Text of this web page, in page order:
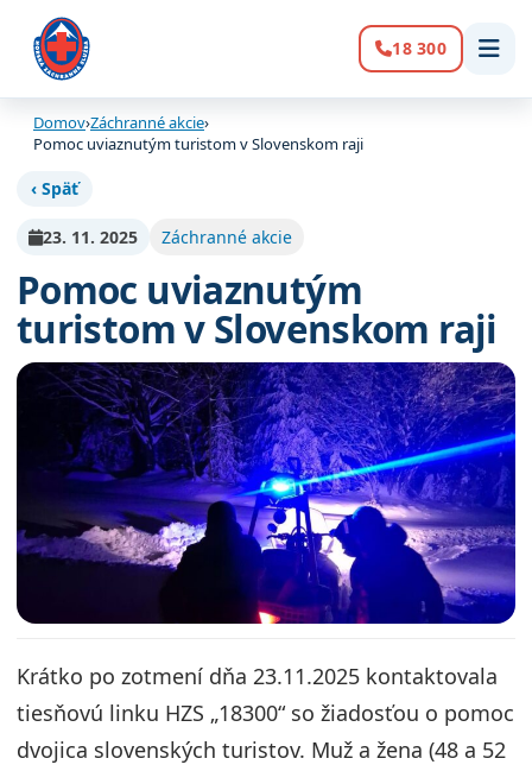
Volanie:
18 300
Domov›Záchranné akcie›
Pomoc uviaznutým turistom v Slovenskom raji
‹ Späť
23. 11. 2025 Záchranné akcie
Pomoc uviaznutým
turistom v Slovenskom raji
Krátko po zotmení dňa 23.11.2025 kontaktovala
tiesňovú linku HZS „18300“ so žiadosťou o pomoc
dvojica slovenských turistov. Muž a žena (48 a 52